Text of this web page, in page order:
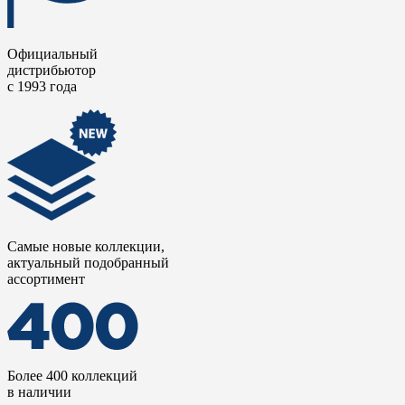
Официальный
дистрибьютор
с 1993 года
Самые новые коллекции,
актуальный подобранный
ассортимент
Более 400 коллекций
в наличии